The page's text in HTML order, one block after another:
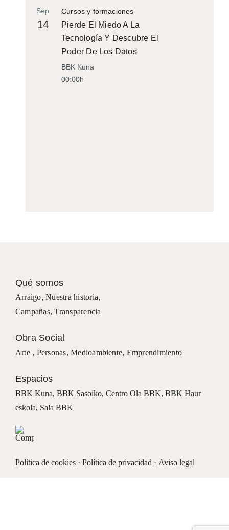
Cursos y formaciones
Sep
14
Pierde El Miedo A La
Tecnología Y Descubre El
Poder De Los Datos
BBK Kuna
00:00h
Qué somos
Arraigo,Nuestra historia,
Campañas, Transparencia
Obra Social
Arte , Personas,Medioambiente, Emprendimiento
Espacios
BBK Kuna, BBK Sasoiko, Centro Ola BBK, BBK Haur
eskola, Sala BBK
Política de cookies· Política de privacidad · Aviso legal